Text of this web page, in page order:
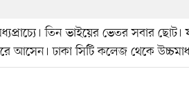
তিন ভাইয়ের ভেতর সবার ছোট।
আসেন। ঢাকা সিটি কলেজ থেকে